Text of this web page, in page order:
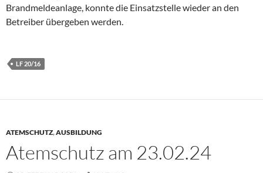
Brandmeldeanlage, konnte die Einsatzstelle wieder an den
Betreiber übergeben werden.
LF 20/16
ATEMSCHUTZ,AUSBILDUNG
Atemschutz am 23.02.24